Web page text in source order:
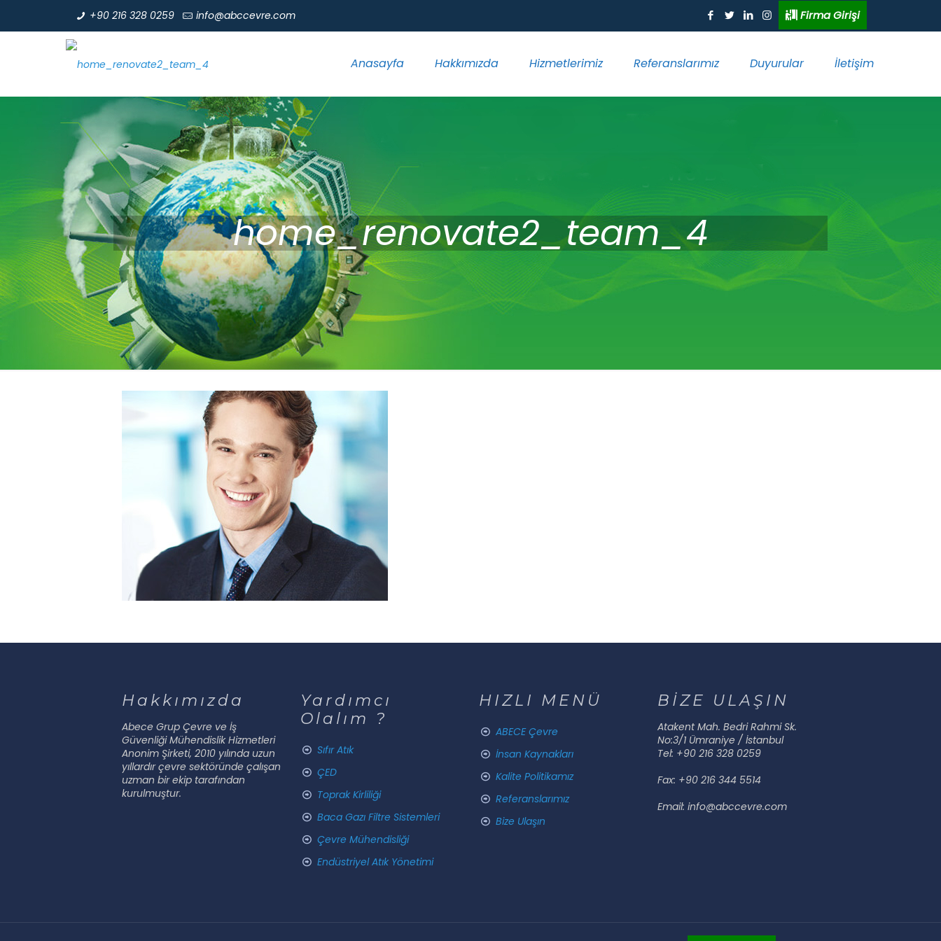
+90 216 328 0259 info@abccevre.com Firma Girişi
Anasayfa Hakkımızda Hizmetlerimiz Referanslarımız Duyurular İletişim
home_renovate2_team_4
Hakkımızda
Abece Grup Çevre ve İş
Güvenliği Mühendislik Hizmetleri
Anonim Şirketi, 2010 yılında uzun
yıllardır çevre sektöründe çalışan
uzman bir ekip tarafından
kurulmuştur.
Yardımcı
Olalım ?
Sıfır Atık
ÇED
Toprak Kirliliği
Baca Gazı Filtre Sistemleri
Çevre Mühendisliği
Endüstriyel Atık Yönetimi
HIZLI MENÜ
ABECE Çevre
İnsan Kaynakları
Kalite Politikamız
Referanslarımız
Bize Ulaşın
BİZE ULAŞIN
Atakent Mah. Bedri Rahmi Sk.
No:3/1 Ümraniye / İstanbul
Tel: +90 216 328 0259
Fax: +90 216 344 5514
Email: info@abccevre.com